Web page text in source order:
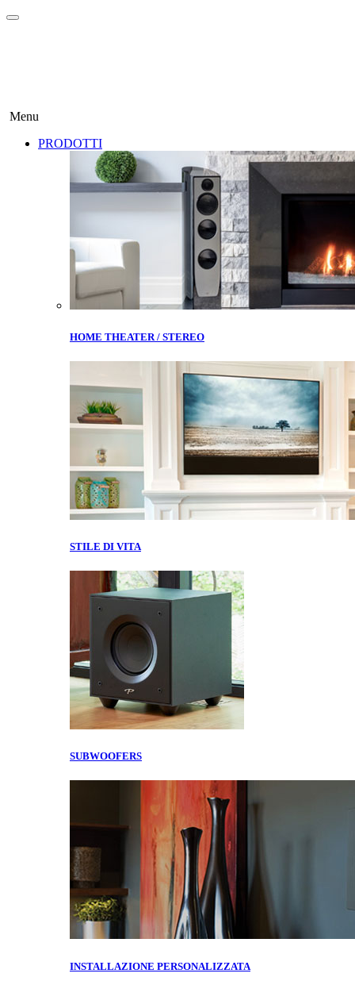
Menu
PRODOTTI
HOME THEATER / STEREO
STILE DI VITA
SUBWOOFERS
INSTALLAZIONE PERSONALIZZATA